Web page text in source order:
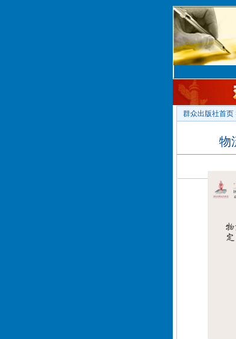
群众出版社首页
物